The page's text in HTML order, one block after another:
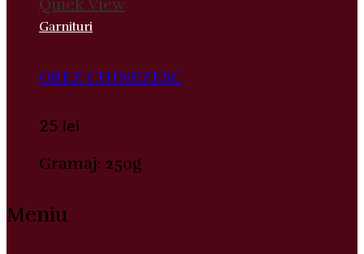
Quick View
Garnituri
OREZ CHINEZESC
25 lei
Gramaj: 250g
Meniu